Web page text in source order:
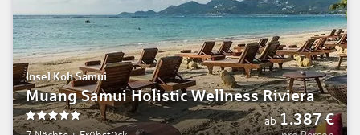
Insel Koh Samui
Muang Samui Holistic Wellness Riviera
5
ab 1.387€